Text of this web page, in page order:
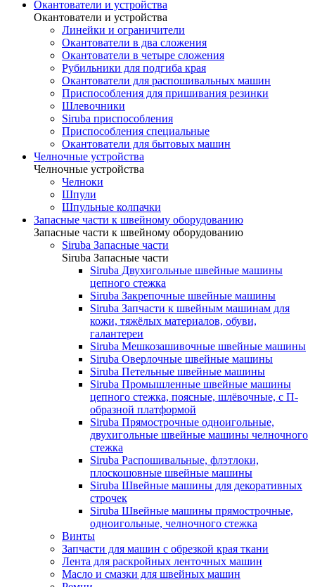
Окантователи и устройства
Окантователи и устройства
Линейки и ограничители
Окантователи в два сложения
Окантователи в четыре сложения
Рубильники для подгиба края
Окантователи для распошивальных машин
Приспособления для пришивания резинки
Шлевочники
Siruba приспособления
Приспособления специальные
Окантователи для бытовых машин
Челночные устройства
Челночные устройства
Челноки
Шпули
Шпульные колпачки
Запасные части к швейному оборудованию
Запасные части к швейному оборудованию
Siruba Запасные части
Siruba Запасные части
Siruba Двухигольные швейные машины
цепного стежка
Siruba Закрепочные швейные машины
Siruba Запчасти к швейным машинам для
кожи, тяжёлых материалов, обуви,
галантереи
Siruba Мешкозашивочные швейные машины
Siruba Оверлочные швейные машины
Siruba Петельные швейные машины
Siruba Промышленные швейные машины
цепного стежка, поясные, шлёвочные, с П-
образной платформой
Siruba Прямострочные одноигольные,
двухигольные швейные машины челночного
стежка
Siruba Распошивальные, флэтлоки,
плоскошовные швейные машины
Siruba Швейные машины для декоративных
строчек
Siruba Швейные машины прямострочные,
одноигольные, челночного стежка
Винты
Запчасти для машин с обрезкой края ткани
Лента для раскройных ленточных машин
Масло и смазки для швейных машин